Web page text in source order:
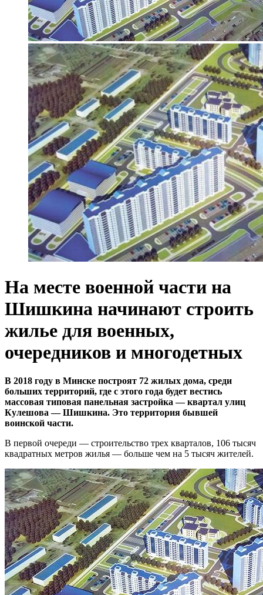
На месте военной части на
Шишкина начинают строить
жилье для военных,
очередников и многодетных
В 2018 году в Минске построят 72 жилых дома, среди
больших территорий, где с этого года будет вестись
массовая типовая панельная застройка — квартал улиц
Кулешова — Шишкина. Это территория бывшей
воинской части.
В первой очереди — строительство трех кварталов, 106 тысяч
квадратных метров жилья — больше чем на 5 тысяч жителей.